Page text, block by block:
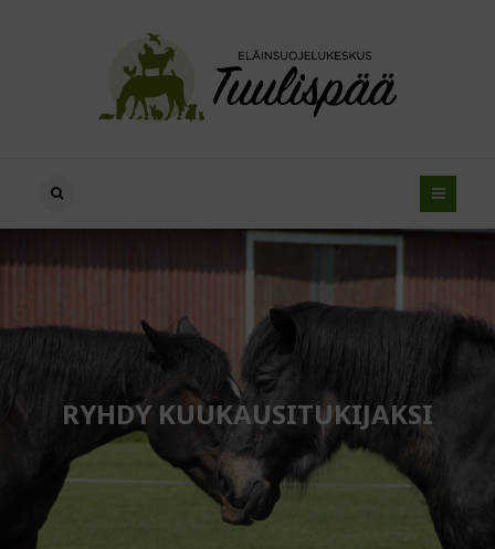
RYHDY KUUKAUSITUKIJAKSI